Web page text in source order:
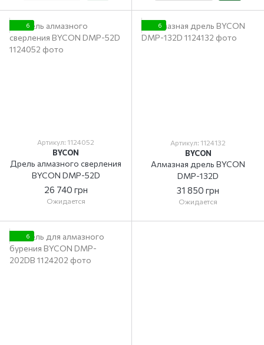
6
Артикул: 1124052
BYCON
Дрель алмазного сверления
BYCON DMP-52D
26 740 грн
Ожидается
6
Артикул: 1124132
BYCON
Алмазная дрель BYCON
DMP-132D
31 850 грн
Ожидается
6